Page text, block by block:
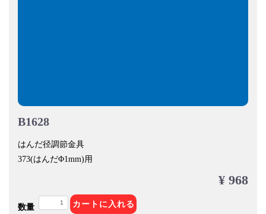
B1628
はんだ径調節金具
373(はんだΦ1mm)用
¥ 968
数量 カートに入れる